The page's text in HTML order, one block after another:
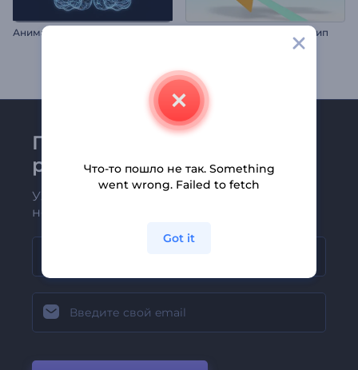
Анимация лого: Сила ИИ Набор: Простой 3D-логотип
Присоединяйтесь к
рассылке Renderforest
Узнавайте о последних новостях и
новых предложениях первыми
Что-то пошло не так. Something
went wrong. Failed to fetch
Got it